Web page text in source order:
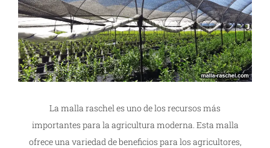
La malla raschel es uno de los recursos más
importantes para la agricultura moderna. Esta malla
ofrece una variedad de beneficios para los agricultores,